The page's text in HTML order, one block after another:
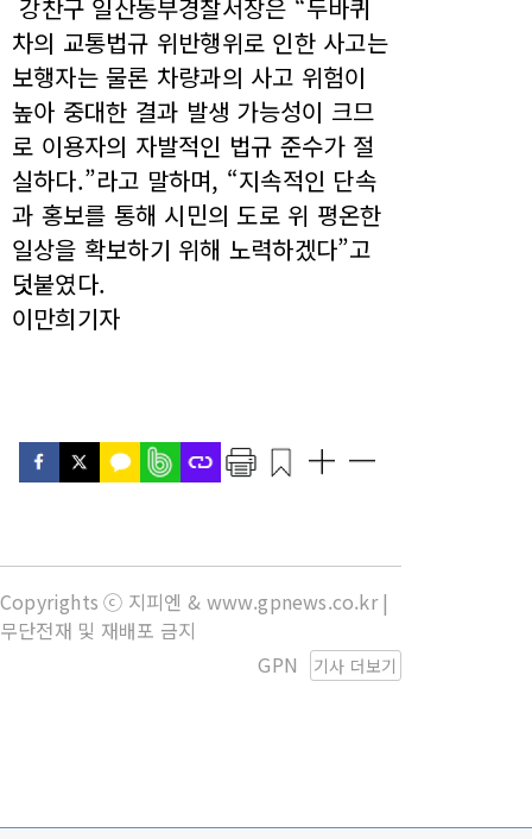
강찬구 일산동부경찰서장은 “두바퀴
차의 교통법규 위반행위로 인한 사고는
보행자는 물론 차량과의 사고 위험이
높아 중대한 결과 발생 가능성이 크므
로 이용자의 자발적인 법규 준수가 절
실하다.”라고 말하며, “지속적인 단속
과 홍보를 통해 시민의 도로 위 평온한
일상을 확보하기 위해 노력하겠다”고
덧붙였다.
이만희기자
Copyrights ⓒ 지피엔 & www.gpnews.co.kr |
무단전재 및 재배포 금지
기사 더보기
GPN